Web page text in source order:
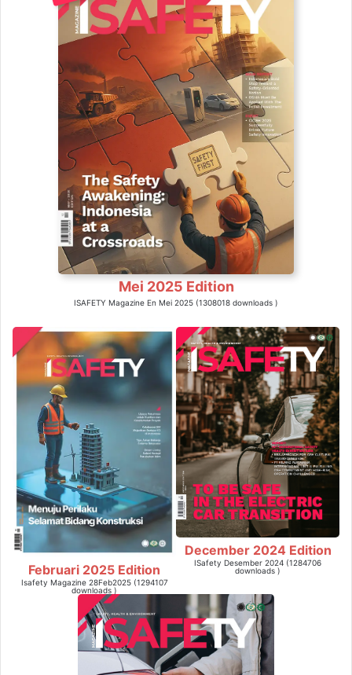
Mei 2025 Edition
ISAFETY Magazine En Mei 2025 (1308018 downloads )
Februari 2025 Edition
Isafety Magazine 28Feb2025 (1294107
downloads )
December 2024 Edition
ISafety Desember 2024 (1284706
downloads )